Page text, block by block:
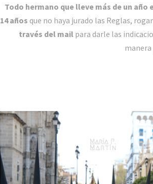
Todo hermano que lleve más de un año
14 años que no haya jurado las Reglas,
través del mail para darle las